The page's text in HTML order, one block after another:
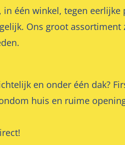
één winkel, tegen eerlijke
Ons groot assortiment
en onder één dak?
huis en ruime